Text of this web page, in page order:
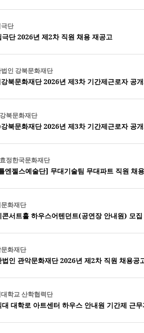
단
극단 2026년 제2차 직원 채용 재공고
인 강북문화재단
북문화재단 2026년 제3차 기간제근로자 공
북문화재단
북문화재단 2026년 제3차 기간제근로자 공
정한국문화재단
엔젤스예술단] 무대기술팀 무대파트 직원 채용
화재단
콘서트홀 하우스어텐던트(공연장 안내원) 모
화재단
법인 관악문화재단 2026년 제2차 직원 채용공
학교 산학협력단
대 대학로 아트센터 하우스 안내원 기간제 근